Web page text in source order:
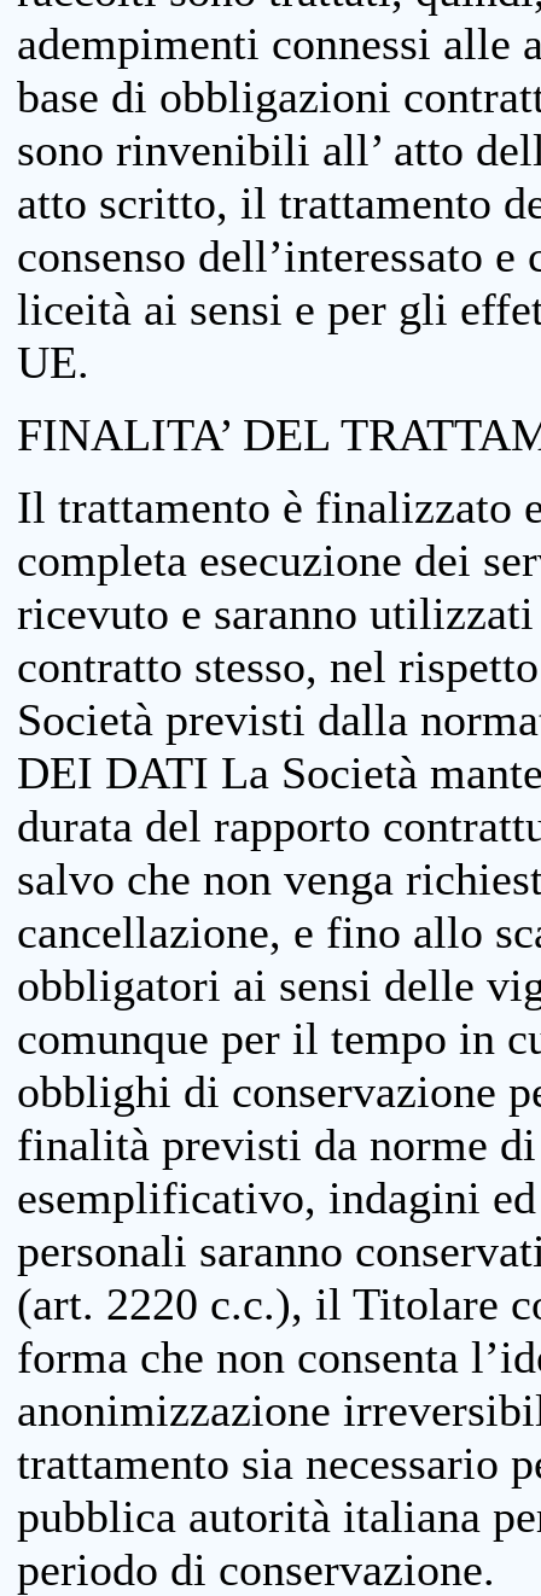
adempimenti connessi
base di obbligazioni
sono rinvenibili all’ atto
atto scritto, il trattamento
consenso dell’interessato
liceità ai sensi e per gli
UE.
FINALITA’ DEL
Il trattamento è finalizzato
completa esecuzione dei
ricevuto e saranno
contratto stesso, nel
Società previsti dalla
DEI DATI La Società
durata del rapporto
salvo che non venga
cancellazione, e fino allo
obbligatori ai sensi delle
comunque per il tempo in
obblighi di conservazione
finalità previsti da norme
esemplificativo, indagini
personali saranno
(art. 2220 c.c.), il Titolare
forma che non consenta
anonimizzazione
trattamento sia necessario
pubblica autorità italiana
periodo di conservazione.